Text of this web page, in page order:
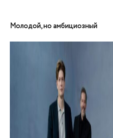
Молодой, но амбициозный